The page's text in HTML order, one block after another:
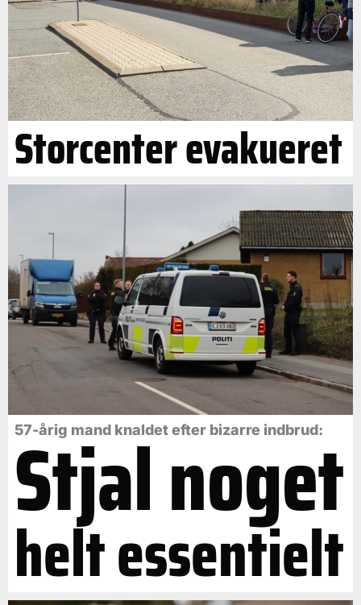
Storcenter evakueret
57-årig mand knaldet efter bizarre indbrud:
Stjal noget
helt essentielt